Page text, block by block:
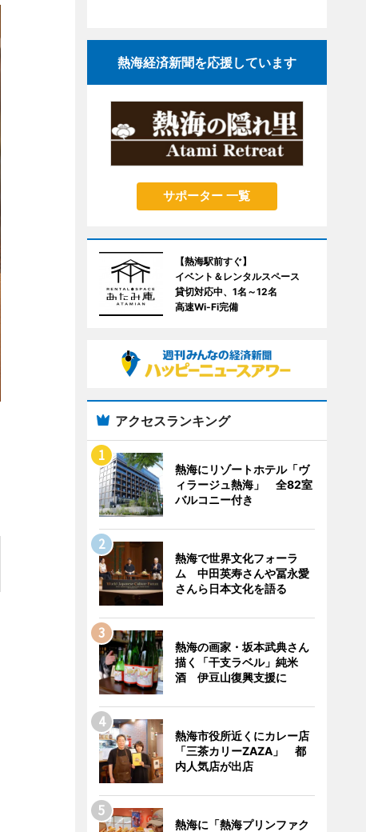
熱海経済新聞を応援しています
サポーター 一覧
【熱海駅前すぐ】
イベント＆レンタルスペース
貸切対応中、1名～12名
高速Wi-Fi完備
アクセスランキング
熱海にリゾートホテル「ヴ
ィラージュ熱海」 全82室
バルコニー付き
熱海で世界文化フォーラ
ム 中田英寿さんや冨永愛
さんら日本文化を語る
熱海の画家・坂本武典さん
描く「干支ラベル」純米
酒 伊豆山復興支援に
熱海市役所近くにカレー店
「三茶カリーZAZA」 都
内人気店が出店
熱海に「熱海プリンファク